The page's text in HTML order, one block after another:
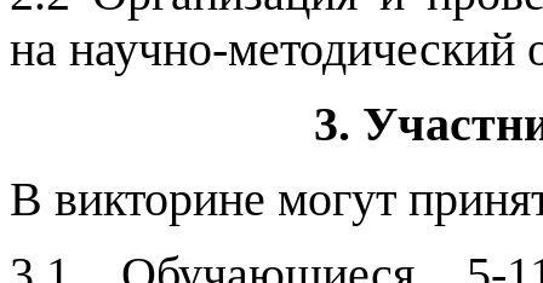
на научно-
3.
В викторине могут